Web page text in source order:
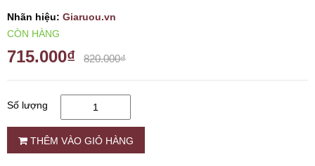
RƯỢU VANG ÁO
RƯỢU SỮA
RƯỢU CHAMPANGNE
RƯỢU WHISKY
Nhãn hiệu: Giaruou.vn
CÒN HÀNG
715.000₫ 820.000₫
Số lượng
THÊM VÀO GIỎ HÀNG